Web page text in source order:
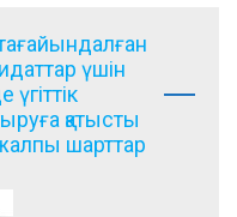
үшін
қатысты
шарттар